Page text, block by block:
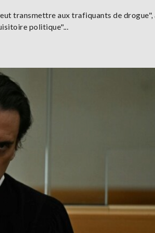
transmettre aux trafiquants de drogue",
politique"...